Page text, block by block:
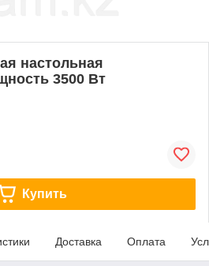
настольная
3500 Вт
Купить
Доставка Оплата